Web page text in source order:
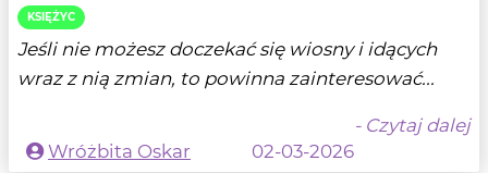
KSIĘŻYC
Jeśli nie możesz doczekać się wiosny i idących
wraz z nią zmian, to powinna zainteresować...
- Czytaj dalej
Wróżbita Oskar
02-03-2026